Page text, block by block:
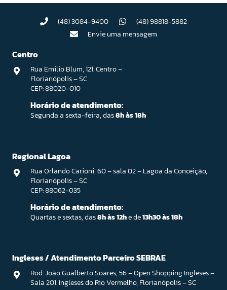
(48) 3084-9400
(48) 98818-5882
Envie uma mensagem
Centro
Rua Emilio Blum, 121. Centro –
Florianópolis – SC
CEP: 88020-010
Horário de atendimento:
Segunda a sexta-feira, das8h às 18h
Regional Lagoa
Rua Orlando Carioni, 60 – sala 02 – Lagoa da Conceição,
Florianópolis – SC
CEP: 88062-035
Horário de atendimento:
Quartas e sextas, das8h às 12he de13h30 às 18h
Ingleses / Atendimento Parceiro SEBRAE
Rod. João Gualberto Soares, 56 – Open Shopping Ingleses –
Sala 201. Ingleses do Rio Vermelho, Florianópolis – SC